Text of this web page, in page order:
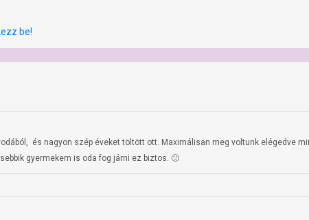
be!
és nagyon szép éveket töltött ott. Maximálisan meg voltunk elégedve
gyermekem is oda fog járni ez biztos. 🙂